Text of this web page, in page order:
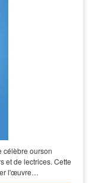
célèbre ourson
et de lectrices. Cette
l'œuvre…